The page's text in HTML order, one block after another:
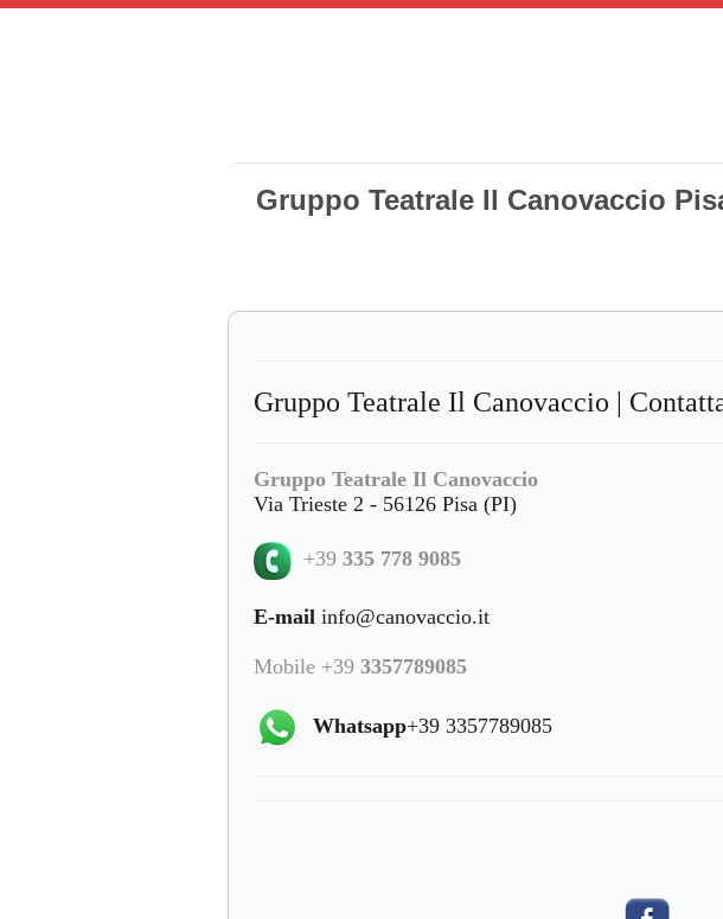
Gruppo Teatrale Il Canovaccio
Gruppo Teatrale Il Canovaccio |
Gruppo Teatrale Il Canovaccio
Via Trieste 2 - 56126 Pisa (PI)
+39 335 778 9085
E-mail info@canovaccio.it
Mobile +39 3357789085
Whatsapp+39 3357789085